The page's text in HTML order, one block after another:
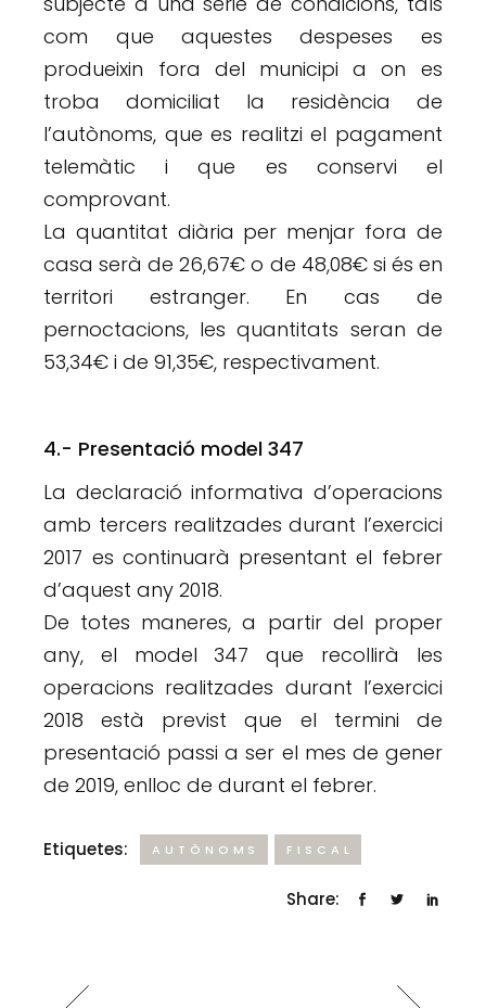
com que aquestes despeses es
produeixin fora del municipi a on es
troba domiciliat la residència de
l’autònoms, que es realitzi el pagament
telemàtic i que es conservi el
comprovant.
La quantitat diària per menjar fora de
casa serà de 26,67€ o de 48,08€ si és en
territori estranger. En cas de
pernoctacions, les quantitats seran de
53,34€ i de 91,35€, respectivament.
4.- Presentació model 347
La declaració informativa d’operacions
amb tercers realitzades durant l’exercici
2017 es continuarà presentant el febrer
d’aquest any 2018.
De totes maneres, a partir del proper
any, el model 347 que recollirà les
operacions realitzades durant l’exercici
2018 està previst que el termini de
presentació passi a ser el mes de gener
de 2019, enlloc de durant el febrer.
Etiquetes: AUTÒNOMS FISCAL
Share: